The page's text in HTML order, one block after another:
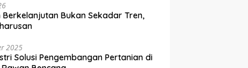
Berkelanjutan Bukan Sekadar Tren,
2025
Solusi Pengembangan Pertanian di